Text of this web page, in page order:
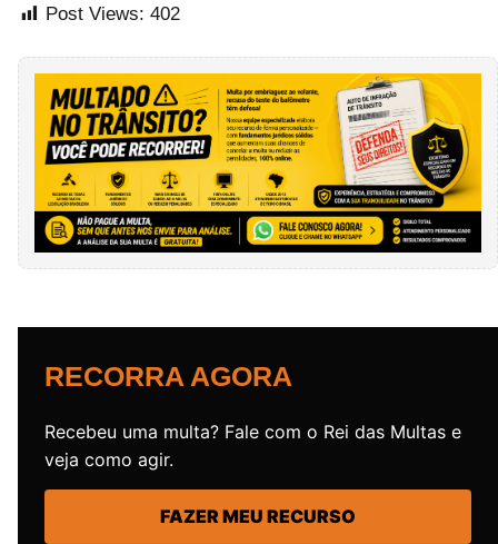
Post Views: 402
RECORRA AGORA
Recebeu uma multa? Fale com o Rei das Multas e
veja como agir.
FAZER MEU RECURSO